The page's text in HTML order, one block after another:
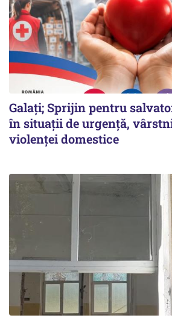
Galați; Sprijin pentru
în situații de urgență,
violenței domestice